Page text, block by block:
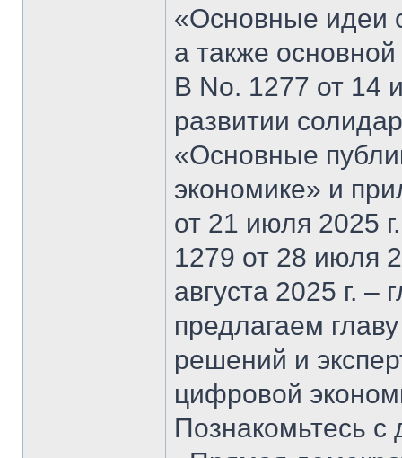
«Основные идеи
а также
В No. 1277 от 14
развитии
«Основные
экономике» и
от 21 июля 2025
1279 от 28 июля
августа 2025 г.
предлагаем
решений и
цифровой
Познакомьтесь